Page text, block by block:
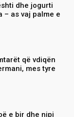
dhe jogurti
– as vaj palme e
që vdiqën
mes tyre
e bir dhe nipi